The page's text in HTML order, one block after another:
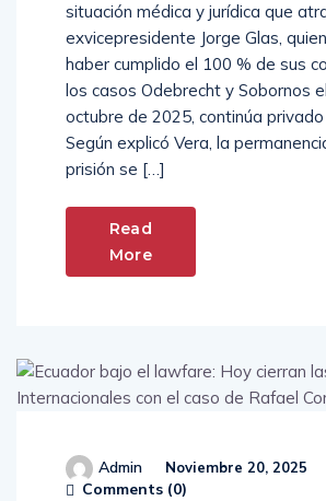
situación médica y jurídica que
exvicepresidente Jorge Glas,
haber cumplido el 100 % de sus
los casos Odebrecht y Sobornos
octubre de 2025, continúa
Según explicó Vera, la
prisión se […]
Read
More
Admin Noviembre 20, 2025
Comments (0)